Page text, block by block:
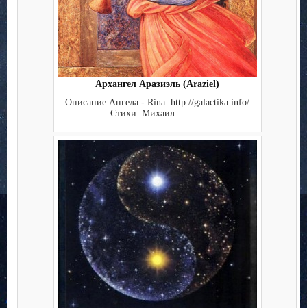
Архангел Аразиэль (Araziel)
Описание Ангела - Rina http://galactika.info/
Стихи: Михаил ...